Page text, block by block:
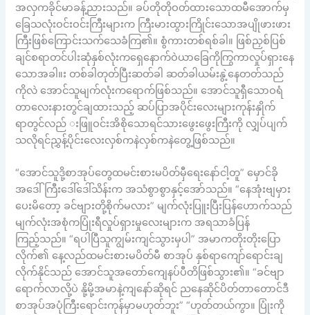
အလှကခိုင်မာခန့်ညားသည်။ ခပ်တိုတိုဝတ်ထားသောထမီအောက်မှ
ခြေသလုံးဝင်းဝင်းကြီးများက ကြီးမားထွားကြိုင်းသောအပျိုဖားဖား
ကြီးဖြစ်ကြောင်းသက်သေခံကြ၏။ စွံကားတစ်ရစ်ခါ။ ဖြစ်ညှစ်ပြစ်
ချင်စရာတင်ပါးဆုံနှစ်လုံးကရှေနောက်ဝဲယာခြေကိုကြွကာလှုပ်ရှားနေ
သောအခါ။း တစ်ခါတုတ်ပြီးဆတ်ခါ ဆတ်ခါယမ်းနွဲ့နေတတ်သည်
ကိုလဲ အောင်သူမျက်လုံးကရောက်ဖြစ်သည်။ အောင်သူရှီသောဝရံ
တာလေးနားတွင်ချထားသည့် ဆပ်ပြာအပိုင်းလေးများကုန်းနှိုက်
ရာတွင်လည် းဖြူဝင်းအိစိုသောရင်သားဖွေးဖွေးကြီးကို လျှပ်ပျက်
သလိုရင်ညွှန့်ပိုင်းလေးလှစ်ကနဲလှစ်ကနဲတွေ့ဖြစ်သည်။
“အောင်သူဒို့စာအုပ်တွေထမင်းစားမပိတ်မှီရေးနော်ငါ့တူ” မှောင်ခို
အဒေါ်ကြီးဒေါ်ဒေါ်သိန်းက အသံစွာစွာနှင့်အော်သည်။ “နေအုံးဗျမှား
ပေးမိတော့ ခင်ဗျားတို့စိုက်မလား” မျက်လုံးပြူးပြီးပြန်ဟောက်သည်
မျက်လုံးအစုံကပြုံးရီလှုပ်ရှားမှုလေးများက အရသာခံပြန်
ကြည့်သည်။ “ရပါပြီသူကျွမ်းကျင်သွားမှပါ” အမာကတိုးတိုးပြော
လိုက်၏ နေ့လည်ထမင်းစားမပိတ်မီ စာအုပ် နှစ်ရာကျော်ရောင်းချ
လိုက်နိုင်သည် အောင်သူအတော်ကျေနပ်ပီတိဖြစ်သွား၏။ “ခင်ဗျာ
ရောက်လာလို့ပဲ နို့မို့အမာနဲ့ကျနော်ဆိုရင် ညနေဆိုင်ပိတ်တာတောင်ဒီ
စာအုပ်အပုံကြီးရောင်းကုန်မှာမဟုတ်ဘူး” “ဟုတ်တယ်ကွာ။ ပြုံးကို